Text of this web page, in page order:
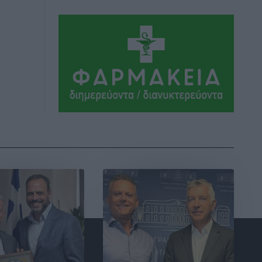
Κατταβιά: Πρόεδρος ο Μανώλης
Φραντζής, απέκτησε τον νεαρό
Καρακασιάν
Αθλητικά• πριν 10 ώρες
Ηρακλής Μαριτσών: “Πρώτη” με δύο
ακόμα παρόντες, πάει κανονικά στον
Σωτήρα
Αθλητικά πριν 10 ώρες
Ανατροπές στη Δημοτική Επιτροπή